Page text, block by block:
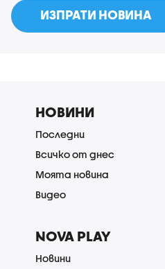
ИЗПРАТИ НОВИНА
НОВИНИ
Последни
Всичко от днес
Моята новина
Видео
NOVA PLAY
Новини